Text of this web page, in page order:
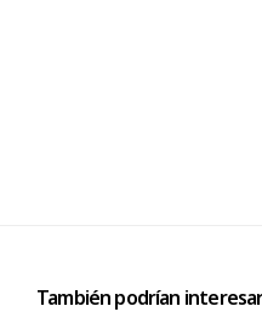
También podrían